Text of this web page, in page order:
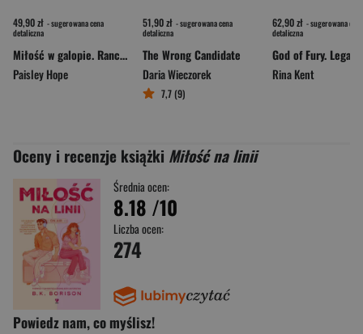
49,90 zł - sugerowana cena
detaliczna
Miłość w galopie. Ranczo Srebrzyste Sosny. Tom 3
Paisley Hope
51,90 zł - sugerowana cena
detaliczna
The Wrong Candidate
Daria Wieczorek
7,7 (9)
62,90 zł - sugerowana cena
detaliczna
Rina Kent
Oceny i recenzje książki Miłość na linii
Średnia ocen:
8.18 /10
Liczba ocen:
274
Powiedz nam, co myślisz!